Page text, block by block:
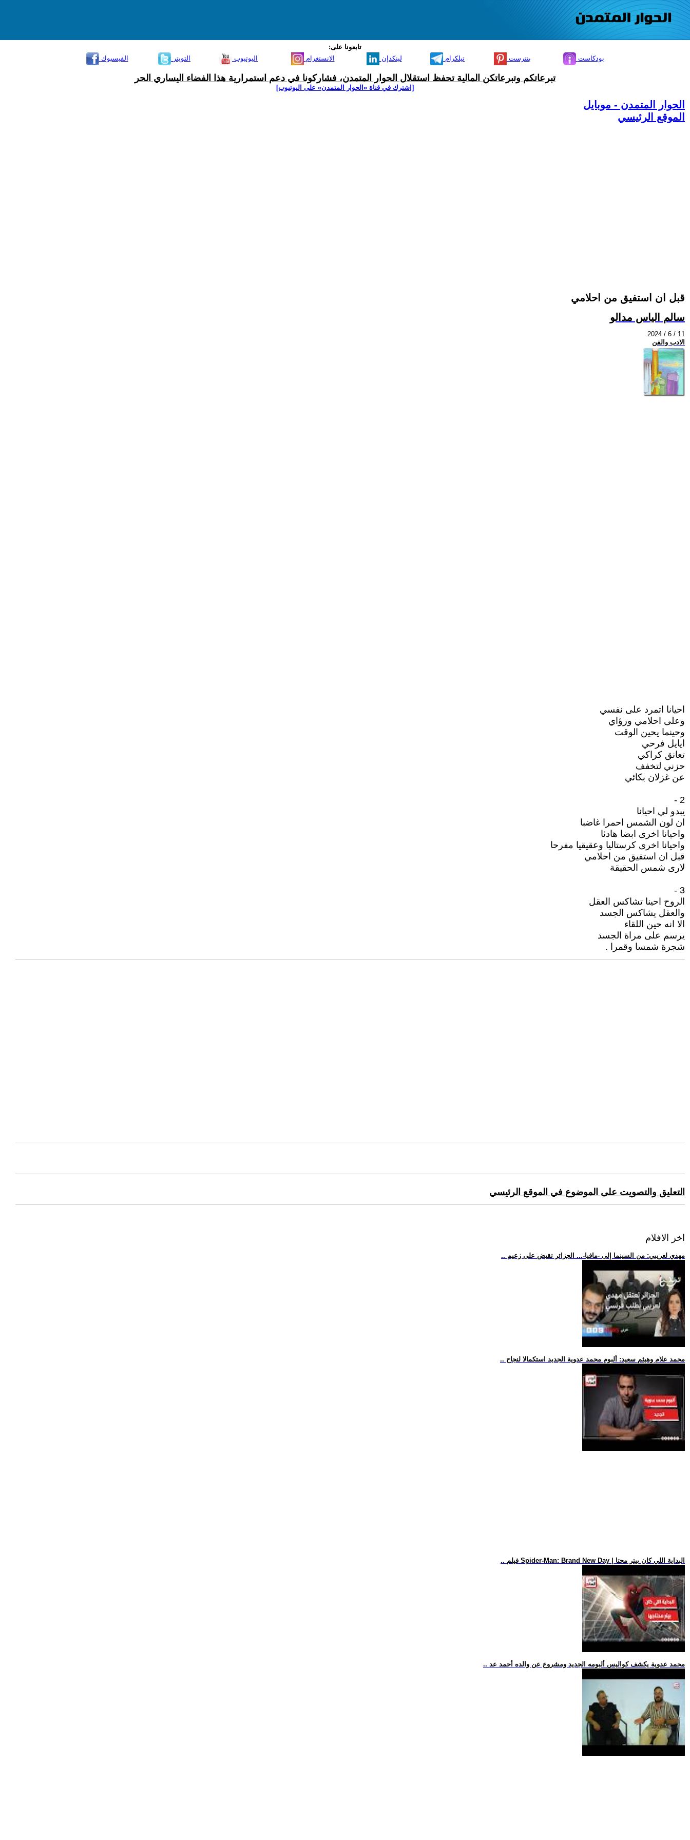
تابعونا على:
الفيسبوك
التويتر اليوتيوب الانستغرام لينكدإن تيلكرام بنترست بودكاست
تبرعاتكم وتبرعاتكن المالية تحفظ استقلال الحوار المتمدن، فشاركونا في دعم استمرارية هذا الفضاء اليساري الحر
[اشترك في قناة ‫«الحوار المتمدن» على اليوتيوب]
الحوار المتمدن - موبايل
الموقع الرئيسي
قبل ان استفيق من احلامي
سالم الياس مدالو
2024 / 6 / 11
الادب والفن
احيانا اتمرد على نفسي
وعلى احلامي ورؤاي
وحينما يحين الوقت
ايايل فرحي
تعانق كراكي
حزني لتخفف
عن غزلان بكائي
2 -
يبدو لي احيانا
ان لون الشمس احمرا غاضبا
واحيانا اخرى ابضا هادئا
واحيانا اخرى كرستاليا وعقيقيا مفرحا
قبل ان استفيق من احلامي
لارى شمس الحقيقة
3 -
الروح احينا تشاكس العقل
والعقل يشاكس الجسد
الا انه حين اللقاء
يرسم على مراة الجسد
شجرة شمسا وقمرا .
التعليق والتصويت على الموضوع في الموقع الرئيسي
اخر الافلام
.. مهدي لعريبي: من السينما إلى -مافيا-... الجزائر تقبض على زعيم
.. محمد علام وهيثم سعيد: ألبوم محمد عدوية الجديد استكمالا لنجاح
.. فيلم Spider-Man: Brand New Day | البداية اللي كان بيتر محتا
.. محمد عدوية يكشف كواليس ألبومه الجديد ومشروع عن والده أحمد عد